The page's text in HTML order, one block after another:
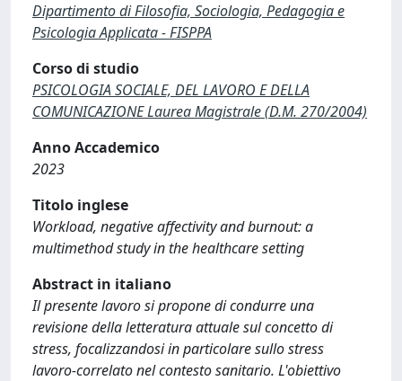
Dipartimento di Filosofia, Sociologia, Pedagogia e
Psicologia Applicata - FISPPA
Corso di studio
PSICOLOGIA SOCIALE, DEL LAVORO E DELLA
COMUNICAZIONE Laurea Magistrale (D.M. 270/2004)
Anno Accademico
2023
Titolo inglese
Workload, negative affectivity and burnout: a
multimethod study in the healthcare setting
Abstract in italiano
Il presente lavoro si propone di condurre una
revisione della letteratura attuale sul concetto di
stress, focalizzandosi in particolare sullo stress
lavoro-correlato nel contesto sanitario. L'obiettivo